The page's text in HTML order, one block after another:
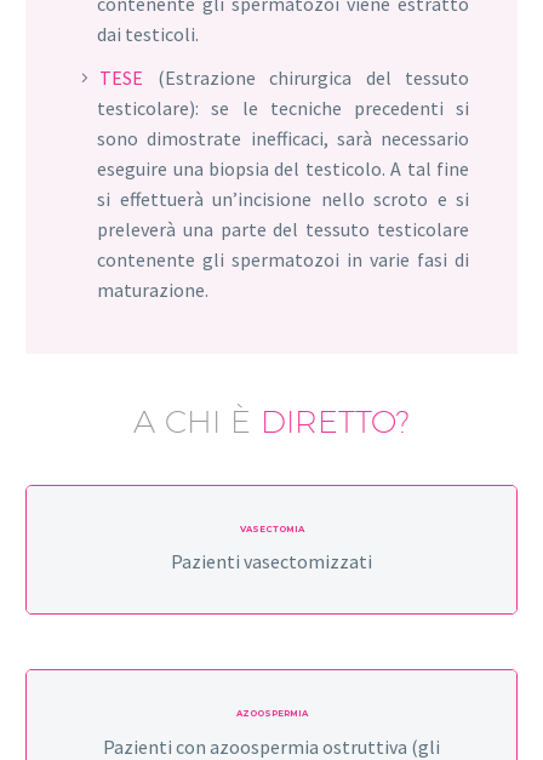
dai testicoli.
TESE (Estrazione chirurgica del tessuto
testicolare): se le tecniche precedenti si
sono dimostrate inefficaci, sarà necessario
eseguire una biopsia del testicolo. A tal fine
si effettuerà un’incisione nello scroto e si
preleverà una parte del tessuto testicolare
contenente gli spermatozoi in varie fasi di
maturazione.
A CHI È DIRETTO?
VASECTOMIA
Pazienti vasectomizzati
AZOOSPERMIA
Pazienti con azoospermia ostruttiva (gli